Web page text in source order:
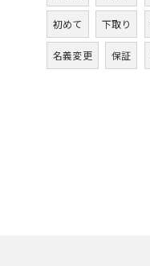
初めて 下取り
名義変更 保証